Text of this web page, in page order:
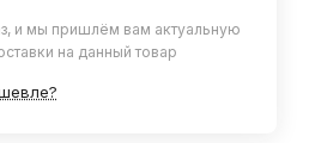
и мы пришлём вам актуальную
на данный товар